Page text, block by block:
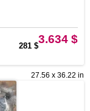
3.634 $
281 $
27.56 x 36.22 in